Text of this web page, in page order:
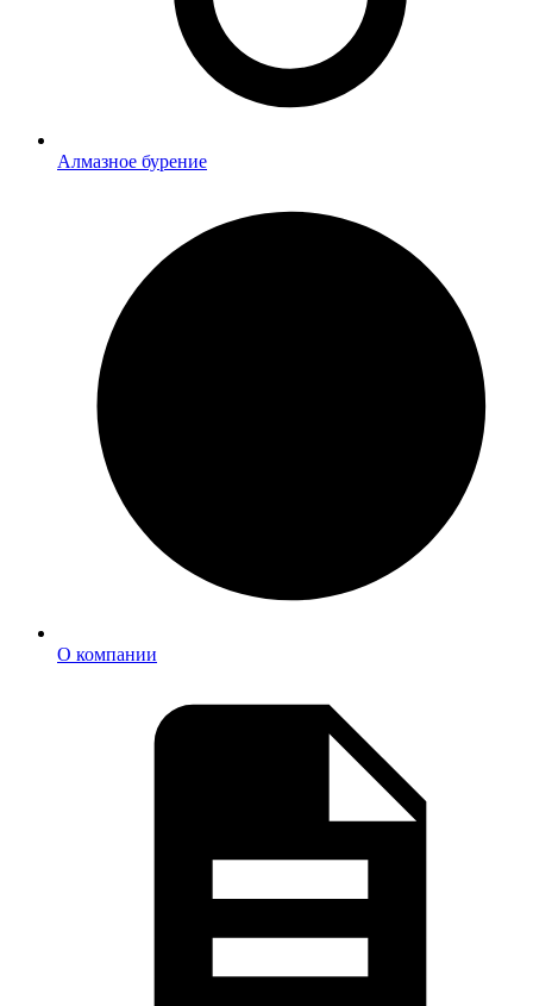
Алмазное бурение
О компании